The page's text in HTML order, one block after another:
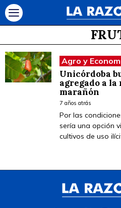
Agro y
Unicórdoba
agregado a la
marañón
7 años atrás
Por las
sería una opción
cultivos de uso